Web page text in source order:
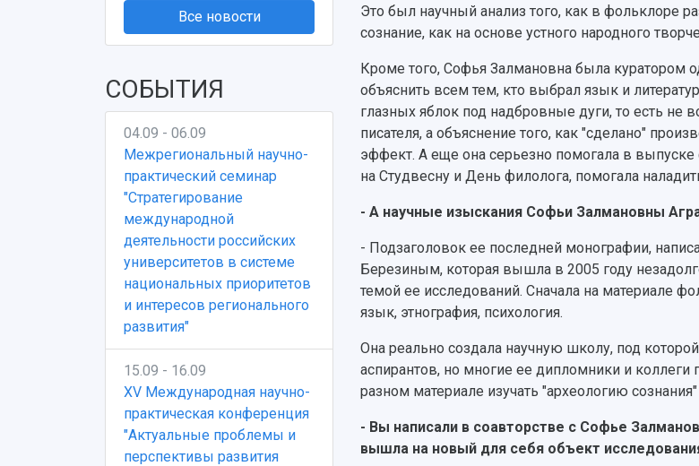
Все новости
СОБЫТИЯ
04.09 - 06.09
Межрегиональный научно-
практический семинар
"Стратегирование
международной
деятельности российских
университетов в системе
национальных приоритетов
и интересов регионального
развития"
15.09 - 16.09
XV Международная научно-
практическая конференция
"Актуальные проблемы и
перспективы развития
Это был научный анализ того, как в фольклоре
сознание, как на основе устного народного
Кроме того, Софья Залмановна была куратором
объяснить всем тем, кто выбрал язык и
глазных яблок под надбровные дуги, то есть
писателя, а объяснение того, как "сделано"
эффект. А еще она серьезно помогала в выпуске
на Студвесну и День филолога, помогала
- А научные изыскания Софьи Залмановны
- Подзаголовок ее последней монографии,
Березиным, которая вышла в 2005 году
темой ее исследований. Сначала на материале
язык, этнография, психология.
Она реально создала научную школу, под
аспирантов, но многие ее дипломники и
разном материале изучать "археологию сознания"
- Вы написали в соавторстве с Софье
вышла на новый для себя объект